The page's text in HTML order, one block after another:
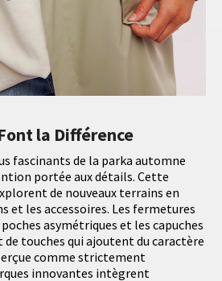
la Différence
fascinants de la parka automne
portée aux détails. Cette
de nouveaux terrains en
et les accessoires. Les fermetures
asymétriques et les capuches
touches qui ajoutent du caractère
comme strictement
innovantes intègrent